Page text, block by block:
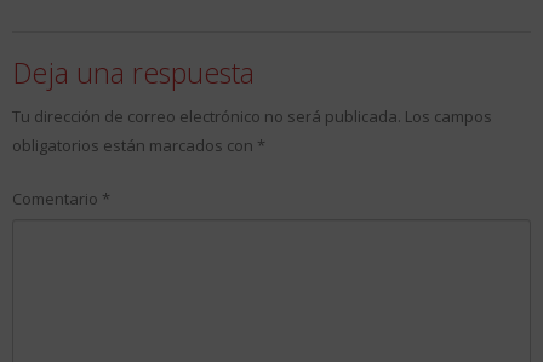
Deja una respuesta
Tu dirección de correo electrónico no será publicada. Los campos
obligatorios están marcados con *
Comentario *